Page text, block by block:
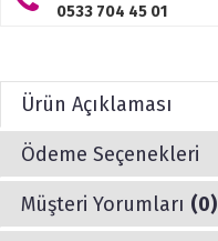
0533 704 45 01
Ürün Açıklaması
Ödeme Seçenekleri
Müşteri Yorumları (0)